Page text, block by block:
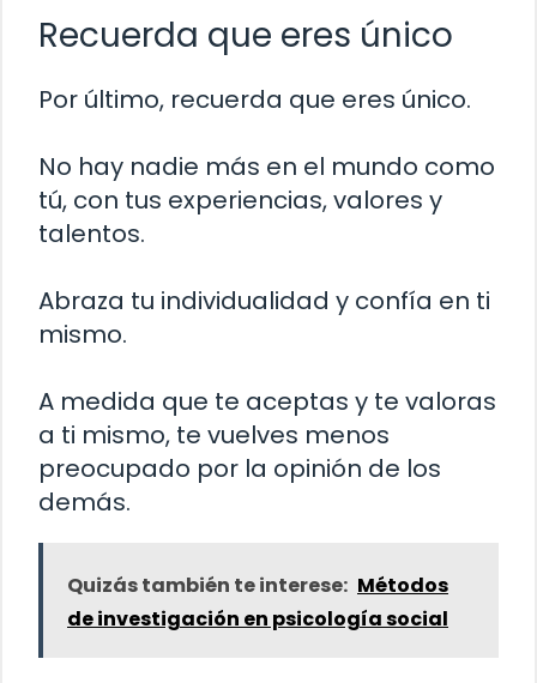
Recuerda que eres único
Por último, recuerda que eres único.
No hay nadie más en el mundo como
tú, con tus experiencias, valores y
talentos.
Abraza tu individualidad y confía en ti
mismo.
A medida que te aceptas y te valoras
a ti mismo, te vuelves menos
preocupado por la opinión de los
demás.
Quizás también te interese: Métodos
de investigación en psicología social